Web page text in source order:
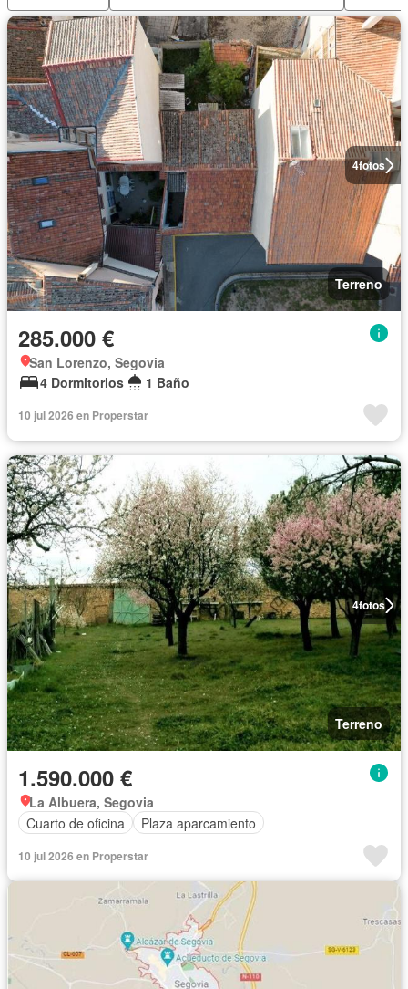
4fotos
Terreno
285.000 €
San Lorenzo, Segovia
4 Dormitorios
1 Baño
10 jul 2026 en Properstar
4fotos
Terreno
1.590.000 €
La Albuera, Segovia
Cuarto de oficina
Plaza aparcamiento
10 jul 2026 en Properstar